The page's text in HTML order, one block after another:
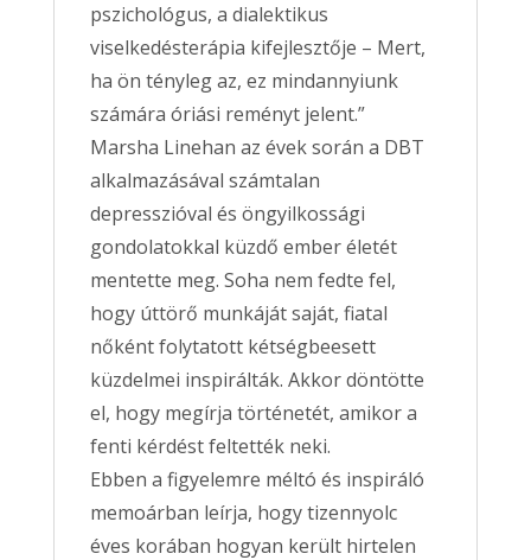
pszichológus, a dialektikus
viselkedésterápia kifejlesztője – Mert,
ha ön tényleg az, ez mindannyiunk
számára óriási reményt jelent.”
Marsha Linehan az évek során a DBT
alkalmazásával számtalan
depresszióval és öngyilkossági
gondolatokkal küzdő ember életét
mentette meg. Soha nem fedte fel,
hogy úttörő munkáját saját, fiatal
nőként folytatott kétségbeesett
küzdelmei inspirálták. Akkor döntötte
el, hogy megírja történetét, amikor a
fenti kérdést feltették neki.
Ebben a figyelemre méltó és inspiráló
memoárban leírja, hogy tizennyolc
éves korában hogyan került hirtelen